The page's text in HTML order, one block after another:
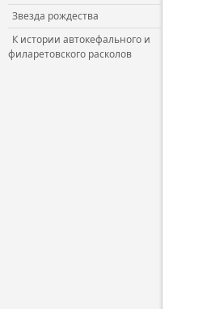
Звезда рождества
К истории автокефального и
филаретовского расколов